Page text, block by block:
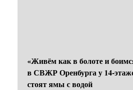
«Живём как в болоте и
в СВЖР Оренбурга у 14-
стоят ямы с водой